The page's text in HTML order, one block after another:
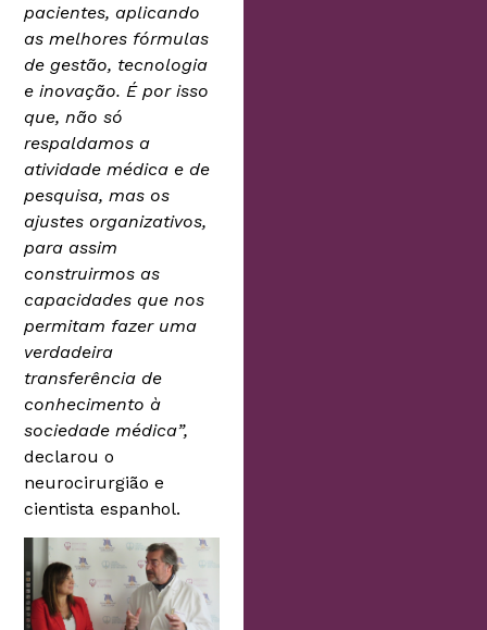
pacientes, aplicando
as melhores fórmulas
de gestão, tecnologia
e inovação. É por isso
que, não só
respaldamos a
atividade médica e de
pesquisa, mas os
ajustes organizativos,
para assim
construirmos as
capacidades que nos
permitam fazer uma
verdadeira
transferência de
conhecimento à
sociedade médica”,
declarou o
neurocirurgião e
cientista espanhol.